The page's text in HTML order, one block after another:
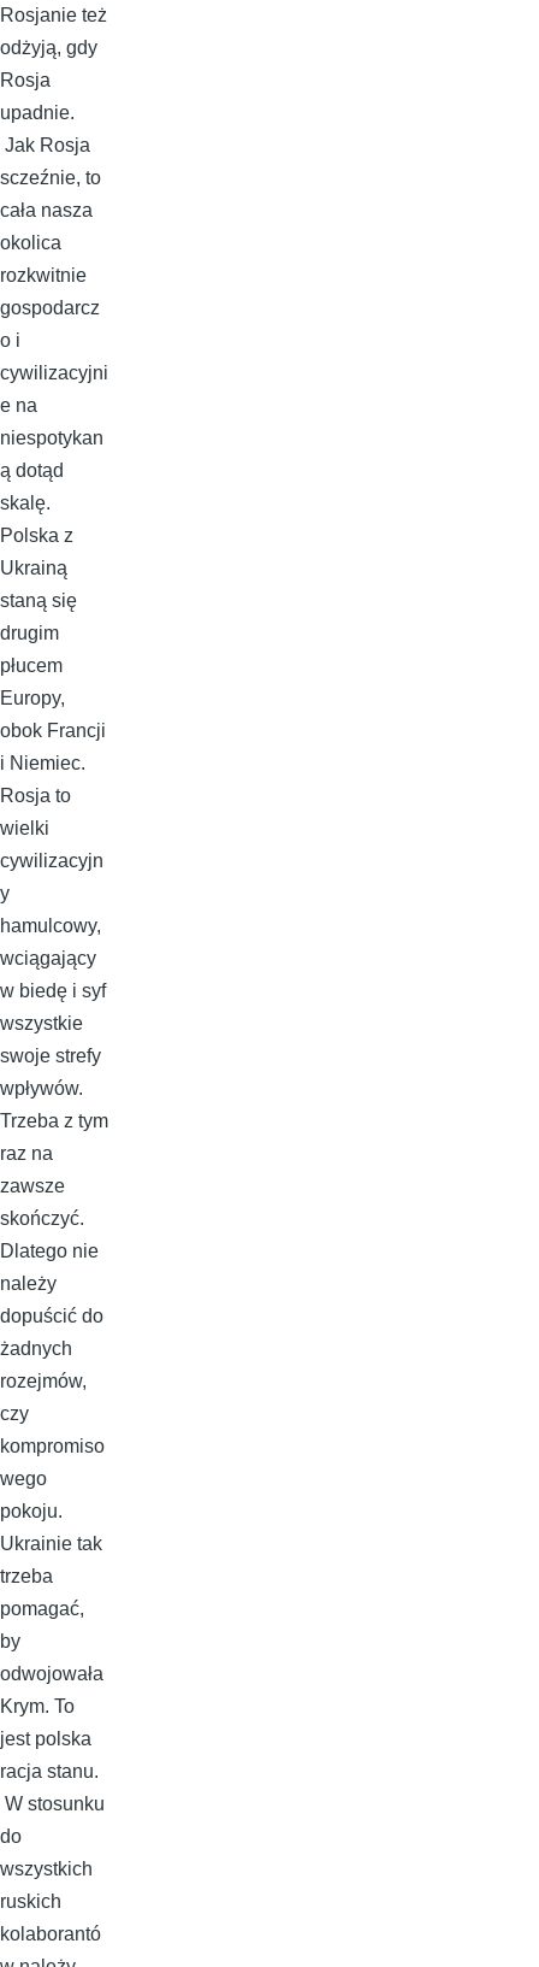
Rosjanie też
odżyją, gdy
Rosja
upadnie.
Jak Rosja
sczeźnie, to
cała nasza
okolica
rozkwitnie
gospodarcz
o i
cywilizacyjni
e na
niespotykan
ą dotąd
skalę.
Polska z
Ukrainą
staną się
drugim
płucem
Europy,
obok Francji
i Niemiec.
Rosja to
wielki
cywilizacyjn
y
hamulcowy,
wciągający
w biedę i syf
wszystkie
swoje strefy
wpływów.
Trzeba z tym
raz na
zawsze
skończyć.
Dlatego nie
należy
dopuścić do
żadnych
rozejmów,
czy
kompromiso
wego
pokoju.
Ukrainie tak
trzeba
pomagać,
by
odwojowała
Krym. To
jest polska
racja stanu.
W stosunku
do
wszystkich
ruskich
kolaborantó